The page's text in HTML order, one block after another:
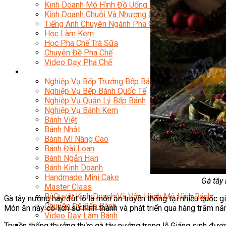
Kinh Doanh Mô Hình Đồ Uống Thịnh Hành
Kinh Doanh Chuỗi Và Nhượng Quyền
Tiếng Anh Chuyên Ngành Pha Chế
Học Làm Kem
Học Pha Chế Trà Sữa
Chuyên Đề Pha Chế
Video Dạy Pha Chế
Nghiệp Vụ Bếp Trưởng Bếp Bánh
Nghiệp Vụ Bếp Bánh Quốc Tế
Nghiệp Vụ Quản Lý Bếp Bánh
Nghiệp Vụ Bánh Kem
Bánh Việt
Bánh Nhật
Bánh Mì Nâng Cao
Bánh Đài Loan
Bánh Ngắn Hạn
Bánh Kinh Doanh
Handmade Mini Cake
Master Class
Bí Quyết Kinh Doanh Và Vận Hành Mô Hình Bánh
Chuyên Đề Bếp Bánh
Video Dạy Làm Bánh
Gà
Gà tây nướng hay đút lò là món ăn truyền thống tại nhiều quốc
Món ăn này có lịch sử hình thành và phát triển qua hàng trăm